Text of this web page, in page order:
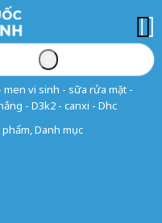
men vi sinh - sữa rửa mặt -
- D3k2 - canxi - Dhc
Danh mục